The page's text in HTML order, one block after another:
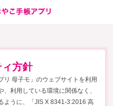
方針
リ 母子モ」のウェブサイトを利用
利用している環境に関係なく、
ように、「JIS X 8341-3:2016 高